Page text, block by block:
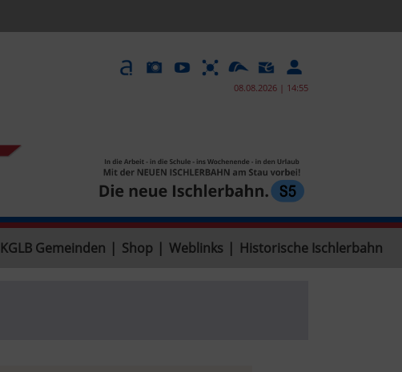
08.08.2026 | 14:55
Gemeinden Shop Weblinks Historische Ischlerbahn